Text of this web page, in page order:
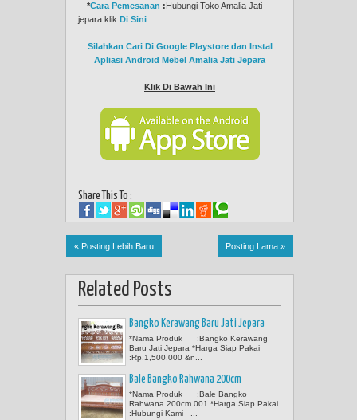
*Cara Pemesanan :Hubungi Toko Amalia Jati
jepara klik Di Sini
Silahkan Cari Di Google Playstore dan Instal
Apliasi Android Mebel Amalia Jati Jepara
Klik Di Bawah Ini
Share This To :
« Posting Lebih Baru Posting Lama »
Related Posts
Bangko Kerawang Baru Jati Jepara
*Nama Produk :Bangko Kerawang
Baru Jati Jepara *Harga Siap Pakai
:Rp.1,500,000 &n...
Bale Bangko Rahwana 200cm
*Nama Produk :Bale Bangko
Rahwana 200cm 001 *Harga Siap Pakai
:Hubungi Kami ...